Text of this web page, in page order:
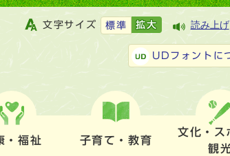
文字サイズ 標準 拡大 読み上げ
UDフォントに
・福祉 子育て・教育
文化・ス
観